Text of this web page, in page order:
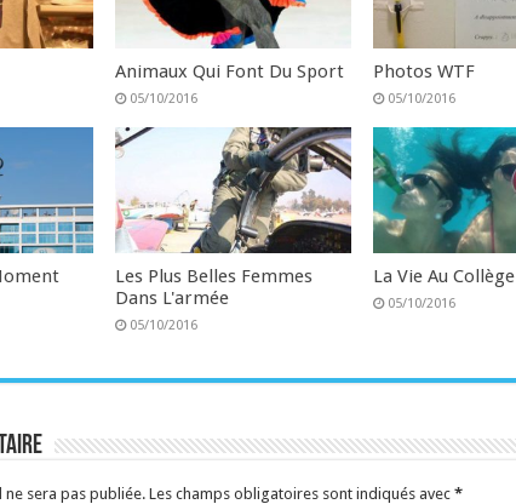
Animaux Qui Font Du Sport
05/10/2016
Photos WTF
05/10/2016
Les Plus Belles Femmes
Dans L'armée
05/10/2016
La Vie Au Collège
05/10/2016
sera pas publiée. Les champs obligatoires sont indiqués avec *